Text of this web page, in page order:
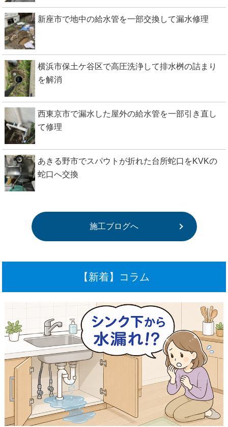
新座市で地中の給水管を一部交換して漏水修理
横浜市保土ケ谷区で高圧洗浄して排水桝の詰まり
を解消
西東京市で漏水した屋外の給水管を一部引き直し
て修理
あきる野市でスパウトが折れた台所蛇口をKVKの
蛇口へ交換
施工ブログへ
【新着】コラム